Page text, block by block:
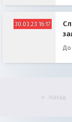
30.03.23 16:17
До
Назад